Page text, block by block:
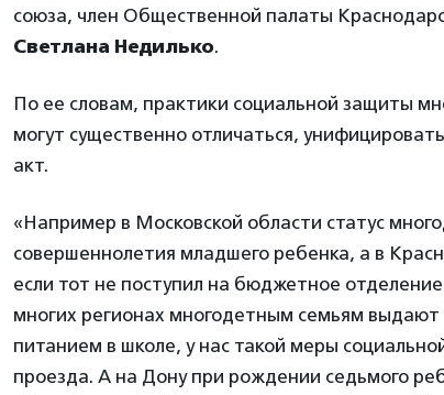
союза, член Общественной палаты
Светлана Недилько.
По ее словам, практики социальной защиты
могут существенно отличаться,
акт.
«Например в Московской области статус
совершеннолетия младшего ребенка, а в
если тот не поступил на бюджетное
многих регионах многодетным семьям
питанием в школе, у нас такой меры
проезда. А на Дону при рождении седьмого